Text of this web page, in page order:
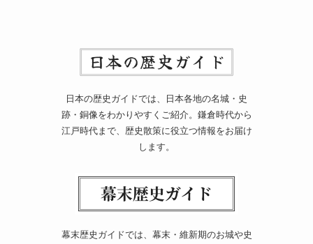
日本の歴史ガイドでは、日本各地の名城・史
跡・銅像をわかりやすくご紹介。鎌倉時代から
江戸時代まで、歴史散策に役立つ情報をお届け
します。
幕末歴史ガイドでは、幕末・維新期のお城や史